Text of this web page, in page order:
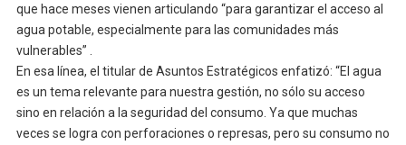
que hace meses vienen articulando “para garantizar el acceso al
agua potable, especialmente para las comunidades más
vulnerables” .
En esa línea, el titular de Asuntos Estratégicos enfatizó: “El agua
es un tema relevante para nuestra gestión, no sólo su acceso
sino en relación a la seguridad del consumo. Ya que muchas
veces se logra con perforaciones o represas, pero su consumo no